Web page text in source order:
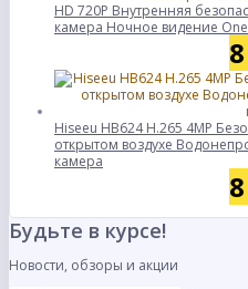
HD 720P Внутренняя
камера Ночное видение
Hiseeu HB624 H.265 4MP
открытом воздухе
камера
Будьте в курсе!
Новости, обзоры и акции